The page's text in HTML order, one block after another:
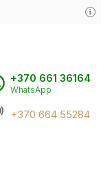
+370 661 36164
WhatsApp
+370 664 55284